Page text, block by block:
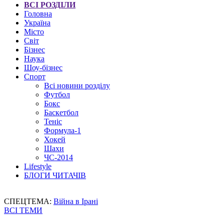
ВСІ РОЗДІЛИ
Головна
Україна
Місто
Світ
Бізнес
Наука
Шоу-бізнес
Спорт
Всі новини розділу
Футбол
Бокс
Баскетбол
Теніс
Формула-1
Хокей
Шахи
ЧС-2014
Lifestyle
БЛОГИ ЧИТАЧІВ
СПЕЦТЕМА: Війна в Ірані
ВСІ ТЕМИ